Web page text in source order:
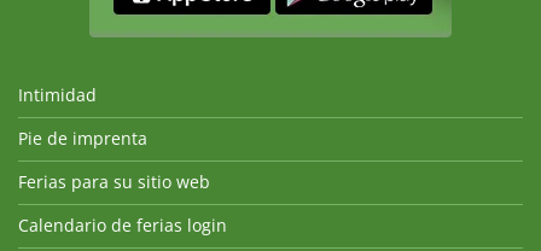
Intimidad
Pie de imprenta
Ferias para su sitio web
Calendario de ferias login